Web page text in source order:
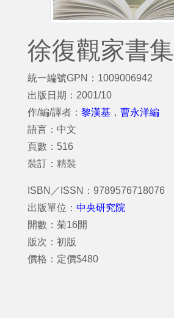
徐復觀家書集
統一編號GPN：1009006942
出版日期：2001/10
作/編/譯者： 黎漢基 ， 曹永洋編
語言：中文
頁數：516
裝訂：精裝
ISBN／ISSN：9789576718076
出版單位： 中央研究院
開數：菊16開
版次：初版
價格：定價$480